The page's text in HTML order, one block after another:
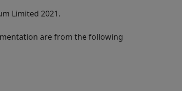
Limited 2021.
are from the following